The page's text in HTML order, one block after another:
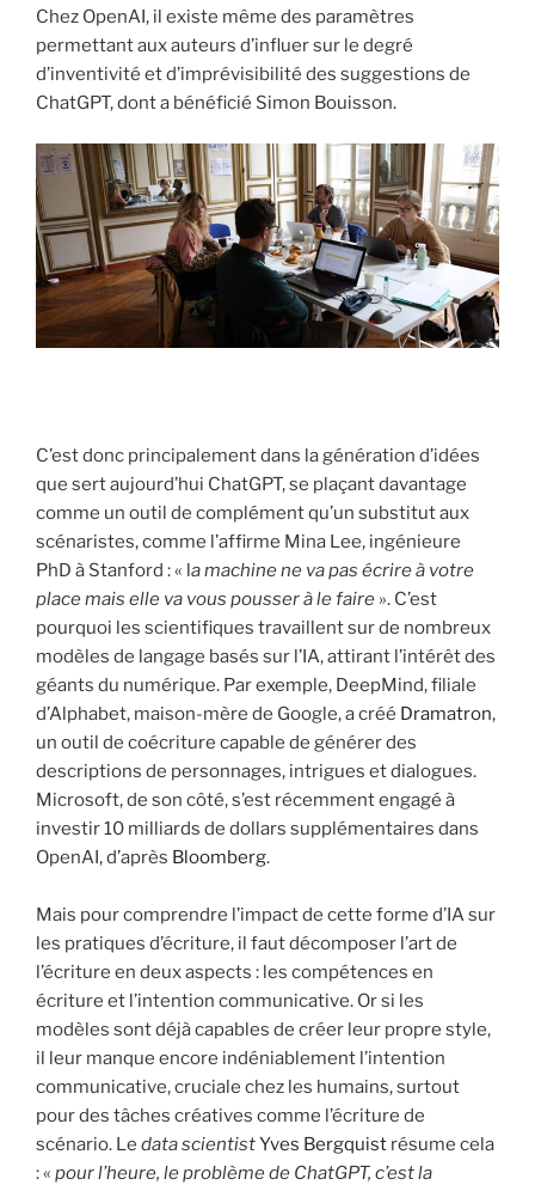
Chez OpenAI, il existe même des paramètres
permettant aux auteurs d’influer sur le degré
d’inventivité et d’imprévisibilité des suggestions de
ChatGPT, dont a bénéficié Simon Bouisson.
C’est donc principalement dans la génération d’idées
que sert aujourd’hui ChatGPT, se plaçant davantage
comme un outil de complément qu’un substitut aux
scénaristes, comme l’affirme Mina Lee, ingénieure
PhD à Stanford : « la machine ne va pas écrire à votre
place mais elle va vous pousser à le faire ». C’est
pourquoi les scientifiques travaillent sur de nombreux
modèles de langage basés sur l’IA, attirant l’intérêt des
géants du numérique. Par exemple, DeepMind, filiale
d’Alphabet, maison-mère de Google, a créé Dramatron,
un outil de coécriture capable de générer des
descriptions de personnages, intrigues et dialogues.
Microsoft, de son côté, s’est récemment engagé à
investir 10 milliards de dollars supplémentaires dans
OpenAI, d’après Bloomberg.
Mais pour comprendre l’impact de cette forme d’IA sur
les pratiques d’écriture, il faut décomposer l’art de
l’écriture en deux aspects : les compétences en
écriture et l’intention communicative. Or si les
modèles sont déjà capables de créer leur propre style,
il leur manque encore indéniablement l’intention
communicative, cruciale chez les humains, surtout
pour des tâches créatives comme l’écriture de
scénario. Le datascientistYves Bergquist résume cela
: « pour l’heure, le problème de ChatGPT, c’est la